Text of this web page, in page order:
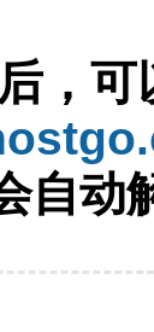
，可
自动